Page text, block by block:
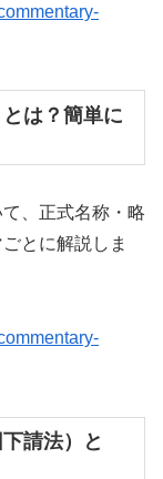
は？簡単に
、正式名称・略
とに解説しま
請法）と